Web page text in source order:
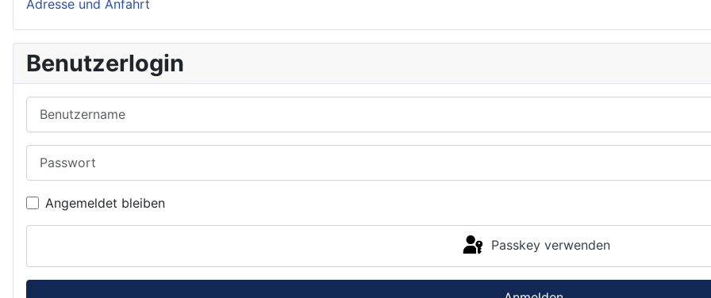
Adresse und Anfahrt
Benutzerlogin
Angemeldet bleiben
Passkey verwenden